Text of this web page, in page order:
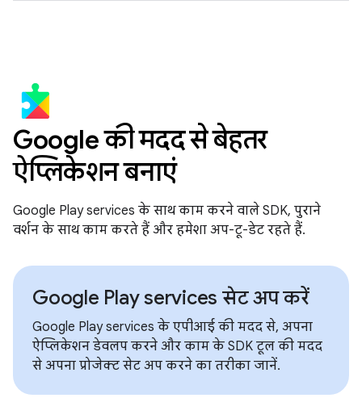
Google की मदद से बेहतर
ऐप्लिकेशन बनाएं
Google Play services के साथ काम करने वाले SDK, पुराने
वर्शन के साथ काम करते हैं और हमेशा अप-टू-डेट रहते हैं.
Google Play services सेट अप करें
Google Play services के एपीआई की मदद से, अपना
ऐप्लिकेशन डेवलप करने और काम के SDK टूल की मदद
से अपना प्रोजेक्ट सेट अप करने का तरीका जानें.